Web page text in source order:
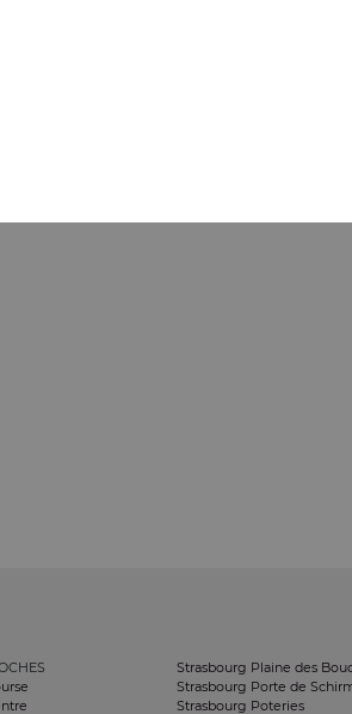
Strasbourg Plaine des
Strasbourg Porte de
Strasbourg Poteries